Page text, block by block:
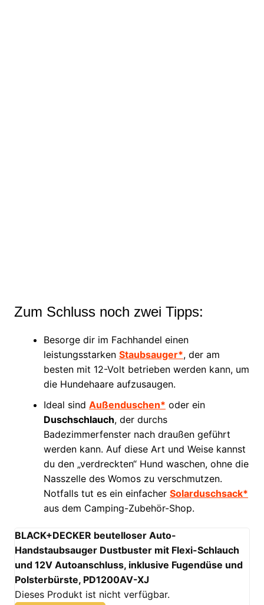
Zum Schluss noch zwei Tipps:
Besorge dir im Fachhandel einen
leistungsstarken Staubsauger*, der am
besten mit 12-Volt betrieben werden kann, um
die Hundehaare aufzusaugen.
Ideal sind Außenduschen* oder ein
Duschschlauch, der durchs
Badezimmerfenster nach draußen geführt
werden kann. Auf diese Art und Weise kannst
du den „verdreckten“ Hund waschen, ohne die
Nasszelle des Womos zu verschmutzen.
Notfalls tut es ein einfacher Solarduschsack*
aus dem Camping-Zubehör-Shop.
BLACK+DECKER beutelloser Auto-
Handstaubsauger Dustbuster mit Flexi-Schlauch
und 12V Autoanschluss, inklusive Fugendüse und
Polsterbürste, PD1200AV-XJ
Dieses Produkt ist nicht verfügbar.